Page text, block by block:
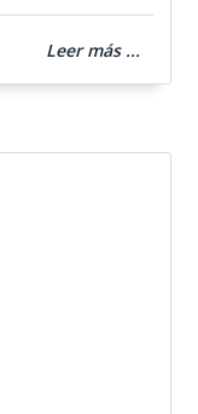
Leer más ...